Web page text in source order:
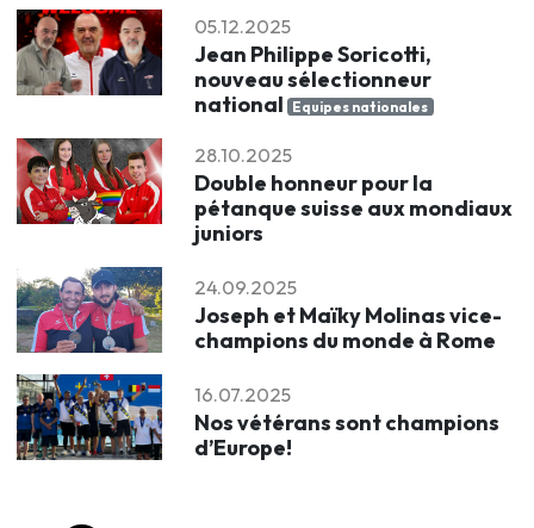
05.12.2025
Jean Philippe Soricotti,
nouveau sélectionneur
national Equipes nationales
28.10.2025
Double honneur pour la
pétanque suisse aux mondiaux
juniors
24.09.2025
Joseph et Maïky Molinas vice-
champions du monde à Rome
16.07.2025
Nos vétérans sont champions
d’Europe!